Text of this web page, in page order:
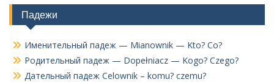
Падежи
Именительный падеж — Mianownik — Kto? Co?
Родительный падеж — Dopełniacz — Kogo? Czego?
Дательный падеж Celownik – komu? czemu?